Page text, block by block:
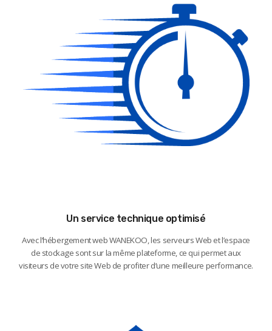
Un service technique optimisé
Avec l’hébergement web WANEKOO, les serveurs Web et l’espace
de stockage sont sur la même plateforme, ce qui permet aux
visiteurs de votre site Web de profiter d’une meilleure performance.